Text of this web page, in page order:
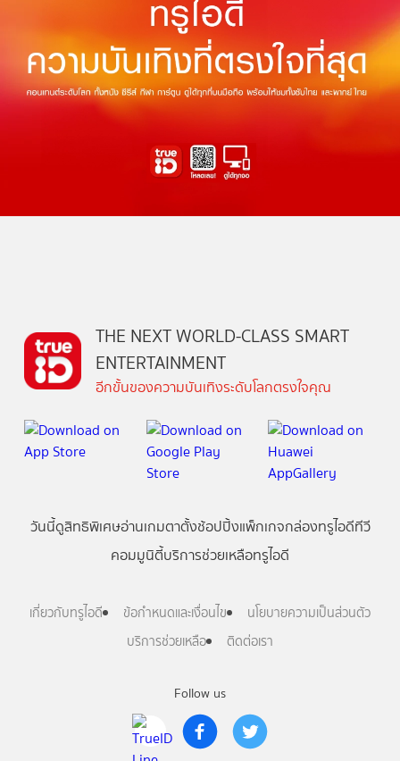
Follow us
THE NEXT WORLD-CLASS SMART
ENTERTAINMENT
อีกขั้นของความบันเทิงระดับโลกตรงใจคุณ
วันนี้ดูสิทธิพิเศษอ่านเกมตาตั้งช้อปปิ้งแพ็กเกจกล่องทรูไอดีทีวี
คอมมูนิตี้บริการช่วยเหลือทรูไอดี
เกี่ยวกับทรูไอดี ข้อกำหนดและเงื่อนไข
นโยบายความเป็นส่วนตัว
บริการช่วยเหลือ
ติดต่อเรา